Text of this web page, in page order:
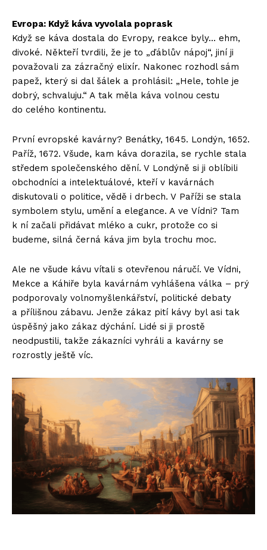
Evropa: Když káva vyvolala poprask
Když se káva dostala do Evropy, reakce byly… ehm,
divoké. Někteří tvrdili, že je to „ďáblův nápoj“, jiní ji
považovali za zázračný elixír. Nakonec rozhodl sám
papež, který si dal šálek a prohlásil: „Hele, tohle je
dobrý, schvaluju.“ A tak měla káva volnou cestu
do celého kontinentu.
První evropské kavárny? Benátky, 1645. Londýn, 1652.
Paříž, 1672. Všude, kam káva dorazila, se rychle stala
středem společenského dění. V Londýně si ji oblíbili
obchodníci a intelektuálové, kteří v kavárnách
diskutovali o politice, vědě i drbech. V Paříži se stala
symbolem stylu, umění a elegance. A ve Vídni? Tam
k ní začali přidávat mléko a cukr, protože co si
budeme, silná černá káva jim byla trochu moc.
Ale ne všude kávu vítali s otevřenou náručí. Ve Vídni,
Mekce a Káhiře byla kavárnám vyhlášena válka – prý
podporovaly volnomyšlenkářství, politické debaty
a přílišnou zábavu. Jenže zákaz pití kávy byl asi tak
úspěšný jako zákaz dýchání. Lidé si ji prostě
neodpustili, takže zákazníci vyhráli a kavárny se
rozrostly ještě víc.